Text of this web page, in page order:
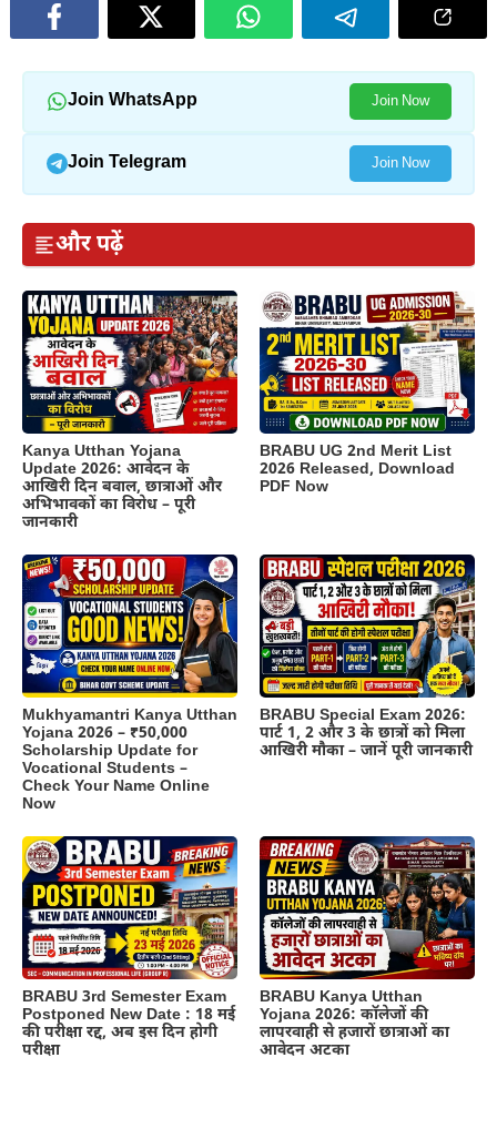
Join WhatsApp Join Now
Join Telegram Join Now
और पढ़ें
Kanya Utthan Yojana
Update 2026: आवेदन के
आखिरी दिन बवाल, छात्राओं और
अभिभावकों का विरोध – पूरी
जानकारी
BRABU UG 2nd Merit List
2026 Released, Download
PDF Now
Mukhyamantri Kanya Utthan
Yojana 2026 – ₹50,000
Scholarship Update for
Vocational Students –
Check Your Name Online
Now
BRABU Special Exam 2026:
पार्ट 1, 2 और 3 के छात्रों को मिला
आखिरी मौका – जानें पूरी जानकारी
BRABU 3rd Semester Exam
Postponed New Date : 18 मई
की परीक्षा रद्द, अब इस दिन होगी
परीक्षा
BRABU Kanya Utthan
Yojana 2026: कॉलेजों की
लापरवाही से हजारों छात्राओं का
आवेदन अटका